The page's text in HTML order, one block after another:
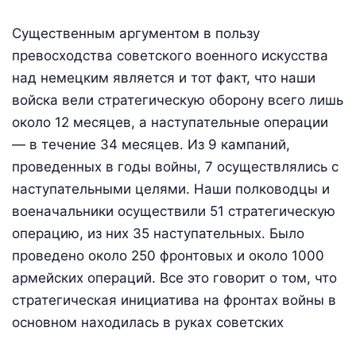
Существенным аргументом в пользу
превосходства советского военного искусства
над немецким является и тот факт, что наши
войска вели стратегическую оборону всего лишь
около 12 месяцев, а наступательные операции
— в течение 34 месяцев. Из 9 кампаний,
проведенных в годы войны, 7 осуществлялись с
наступательными целями. Наши полководцы и
военачальники осуществили 51 стратегическую
операцию, из них 35 наступательных. Было
проведено около 250 фронтовых и около 1000
армейских операций. Все это говорит о том, что
стратегическая инициатива на фронтах войны в
основном находилась в руках советских